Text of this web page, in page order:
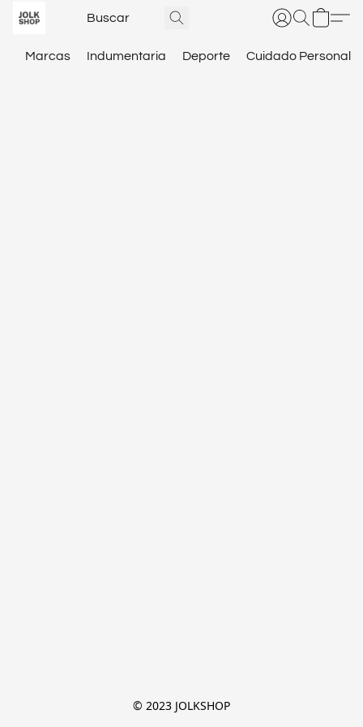
Marcas Indumentaria Deporte Cuidado Personal
© 2023 JOLKSHOP